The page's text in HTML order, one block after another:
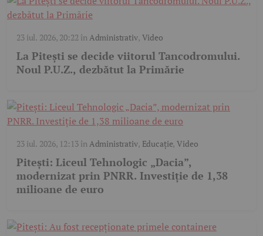
23 iul. 2026, 20:22 înAdministrativ, Video
La Pitești se decide viitorul Tancodromului.
Noul P.U.Z., dezbătut la Primărie
23 iul. 2026, 12:13înAdministrativ, Educație,Video
Pitești: Liceul Tehnologic „Dacia”,
modernizat prin PNRR. Investiție de 1,38
milioane de euro